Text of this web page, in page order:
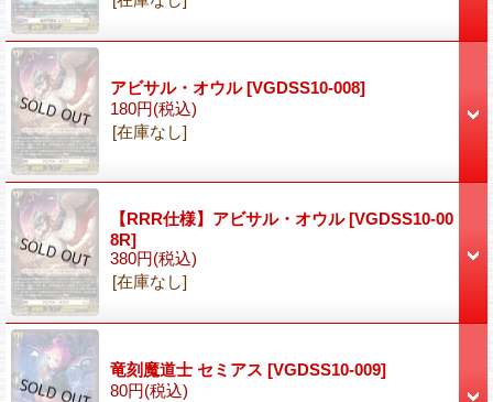
アビサル・オウル[VGDSS10-008]
180円(税込)
[在庫なし]
【RRR仕様】アビサル・オウル[VGDSS10-00
8R]
380円(税込)
[在庫なし]
竜刻魔道士 セミアス [VGDSS10-009]
80円(税込)